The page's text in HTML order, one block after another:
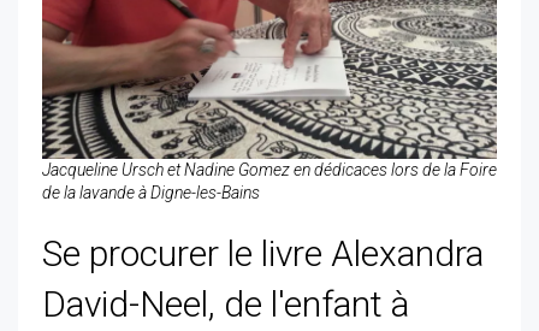
Jacqueline Ursch et Nadine Gomez en dédicaces lors de la Foire
de la lavande à Digne-les-Bains
Se procurer le livre Alexandra
David-Neel, de l'enfant à